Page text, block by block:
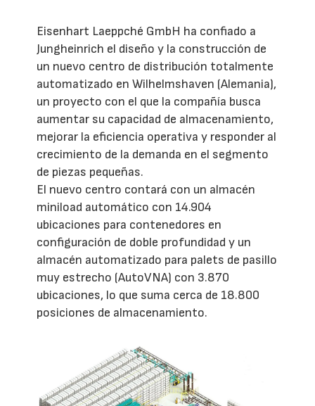
Eisenhart Laeppché GmbH ha confiado a
Jungheinrich el diseño y la construcción de
un nuevo centro de distribución totalmente
automatizado en Wilhelmshaven (Alemania),
un proyecto con el que la compañía busca
aumentar su capacidad de almacenamiento,
mejorar la eficiencia operativa y responder al
crecimiento de la demanda en el segmento
de piezas pequeñas.
El nuevo centro contará con un almacén
miniload automático con 14.904
ubicaciones para contenedores en
configuración de doble profundidad y un
almacén automatizado para palets de pasillo
muy estrecho (AutoVNA) con 3.870
ubicaciones, lo que suma cerca de 18.800
posiciones de almacenamiento.